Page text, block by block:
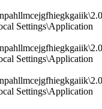
Settings\Application
Settings\Application
Settings\Application